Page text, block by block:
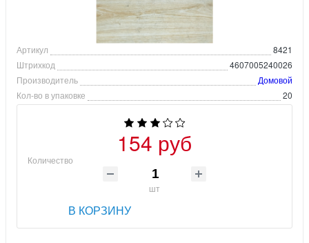
Артикул
8421
Штрихкод
4607005240026
Производитель
Домовой
Кол-во в упаковке
20
154 руб
Количество
шт
В КОРЗИНУ